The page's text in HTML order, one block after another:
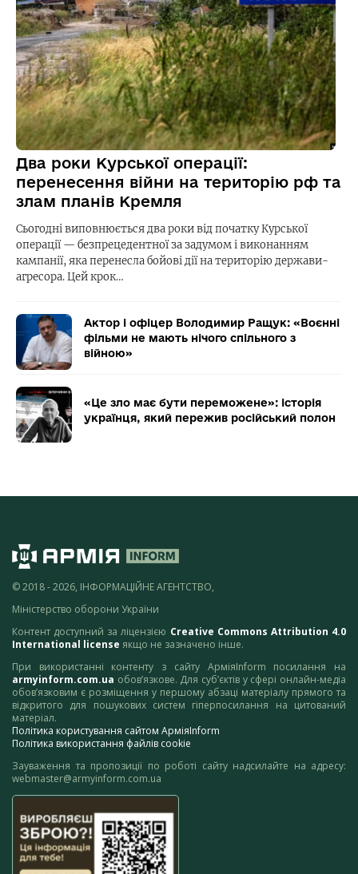
Два роки Курської операції:
перенесення війни на територію рф та
злам планів Кремля
Сьогодні виповнюється два роки від початку Курської
операції — безпрецедентної за задумом і виконанням
кампанії, яка перенесла бойові дії на територію держави-
агресора. Цей крок…
Актор і офіцер Володимир Ращук: «Воєнні
фільми не мають нічого спільного з
війною»
«Це зло має бути переможене»: історія
українця, який пережив російський полон
© 2018 - 2026, ІНФОРМАЦІЙНЕ АГЕНТСТВО,
Міністерство оборони України
Контент доступний за ліцензією Creative Commons Attribution 4.0
International license якщо не зазначено інше.
При використанні контенту з сайту АрміяInform посилання на
armyinform.com.ua обов’язкове. Для суб’єктів у сфері онлайн-медіа
обов’язковим є розміщення у першому абзаці матеріалу прямого та
відкритого для пошукових систем гіперпосилання на цитований
матеріал.
Політика користування сайтом АрміяInform
Політика використання файлів cookie
Зауваження та пропозиції по роботі сайту надсилайте на адресу:
webmaster@armyinform.com.ua